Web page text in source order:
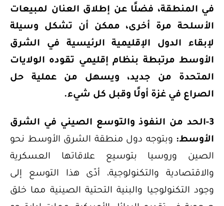
في المنطقة، فضلًا عن إطلاق العنان لمبيعات
الأسلحة مرة أخرى، ممكن أن تشكل وسيلة
لإبقاء الدول الإقليمية الرئيسية في الشرق
الأوسط مرتبطة بنظام إقليمي تقوده الولايات
المتحدة من جديد، ويسهل من عملية حل
الصراع في غزة أولًا وقبل كل شيء.
3-الحد من النفوذ والتوسع الصيني في الشرق
الأوسط:وبتوجه دول منطقة الشرق الأوسط نحو
الصين وروسيا بتوسيع علاقاتها العسكرية
والاقتصادية والتكنولوجية، أدّى هذا التوسع إلى
وجود التكنولوجيا والبنية التحتية الصينية مما خلق